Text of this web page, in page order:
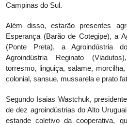
Campinas do Sul.
Além disso, estarão presentes
Esperança (Barão de Cotegipe), a
(Ponte Preta), a Agroindústria
Agroindústria Reginato
torresmo, linguiça, salame,
colonial, sansue, mussarela e prato
Segundo Isaias Wastchuk,
de dez agroindústrias do Alto
estande coletivo da cooperativa,